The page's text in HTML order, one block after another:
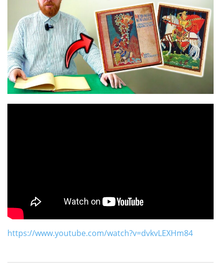
https://www.youtube.com/watch?v=dvkvLEXHm84